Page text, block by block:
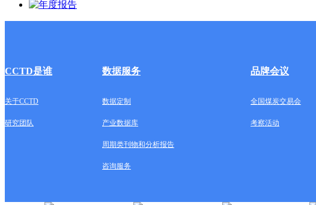
CCTD是谁 数据服务 品牌会议
关于CCTD 数据定制 全国煤炭交易会
研究团队 产业数据库 考察活动
周期类刊物和分析报告
咨询服务